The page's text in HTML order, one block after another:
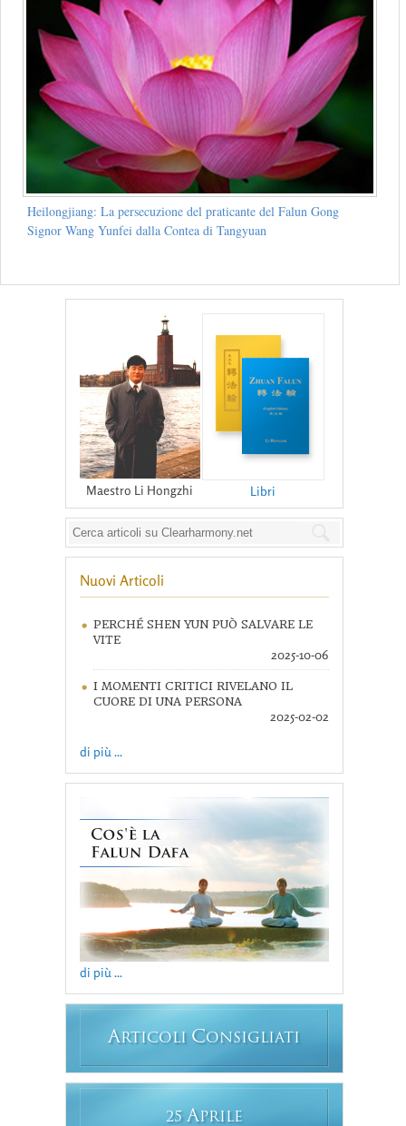
Heilongjiang: La persecuzione del praticante del Falun Gong
Signor Wang Yunfei dalla Contea di Tangyuan
Maestro Li Hongzhi Libri
Nuovi Articoli
PERCHÉ SHEN YUN PUÒ SALVARE LE
VITE
2025-10-06
I MOMENTI CRITICI RIVELANO IL
CUORE DI UNA PERSONA
2025-02-02
di più ...
di più ...
ARTICOLI CONSIGLIATI
25 APRILE